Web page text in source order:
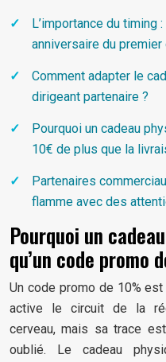
L’importance du timing
anniversaire du premier
Comment adapter le
dirigeant partenaire ?
Pourquoi un cadeau
10€ de plus que la
Partenaires
flamme avec des
Pourquoi un
qu’un code promo
Un code promo de 10%
active le circuit de la
cerveau, mais sa trace
oublié. Le cadeau